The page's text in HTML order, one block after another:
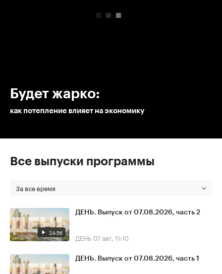
Будет жарко:
как потепление влияет на экономику
Все выпуски программы
За все время
24:56
ДЕНЬ. Выпуск от 07.08.2026, часть 2
ДЕНЬ 07 авг, 11:10
ДЕНЬ. Выпуск от 07.08.2026, часть 1